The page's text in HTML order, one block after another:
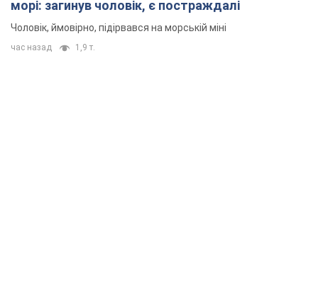
морі: загинув чоловік, є постраждалі
Чоловік, ймовірно, підірвався на морській міні
час назад 1,9 т.